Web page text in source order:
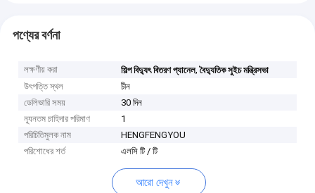
পণ্যের বর্ণনা
লক্ষণীয় করা শিল্প বিদ্যুৎ বিতরণ প্যানেল,বৈদ্যুতিক সুইচ মন্ত্রিসভা
উৎপত্তি স্থল
চীন
ডেলিভারি সময়
30 দিন
ন্যূনতম চাহিদার পরিমাণ
1
পরিচিতিমুলক নাম
HENGFENGYOU
পরিশোধের শর্ত
এলসি টি / টি
আরো দেখুন